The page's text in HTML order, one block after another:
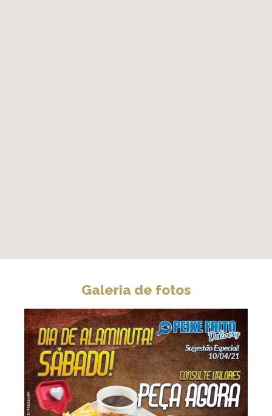
Galeria de fotos